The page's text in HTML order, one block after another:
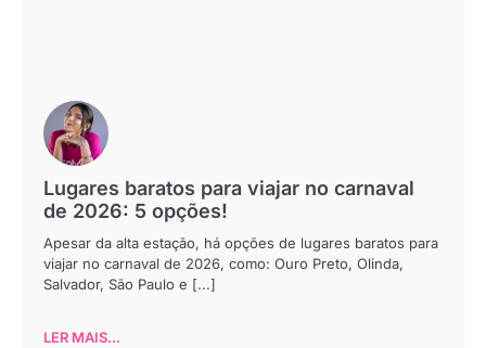
Lugares baratos para viajar no carnaval
de 2026: 5 opções!
Apesar da alta estação, há opções de lugares baratos para
viajar no carnaval de 2026, como: Ouro Preto, Olinda,
Salvador, São Paulo e [...]
LER MAIS...